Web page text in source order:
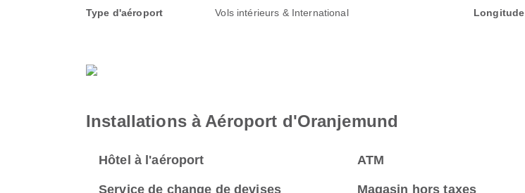
Type d'aéroport Vols intérieurs & International Longitude
Installations à Aéroport d'Oranjemund
Hôtel à l'aéroport ATM
Service de change de devises Magasin hors taxes